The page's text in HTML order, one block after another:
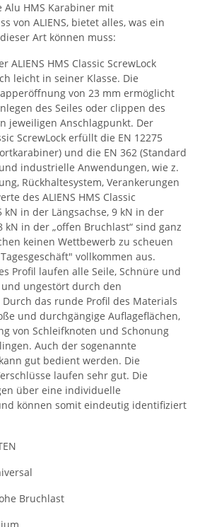
Alu HMS Karabiner mit
von ALIENS, bietet alles, was ein
Art können muss:
ALIENS HMS Classic ScrewLock
leicht in seiner Klasse. Die
von 23 mm ermöglicht
des Seiles oder clippen des
jeweiligen Anschlagpunkt. Der
ScrewLock erfüllt die EN 12275
und die EN 362 (Standard
industrielle Anwendungen, wie z.
Rückhaltesystem, Verankerungen
des ALIENS HMS Classic
kN in der Längsachse, 9 kN in der
kN in der „offen Bruchlast“ sind ganz
keinen Wettbewerb zu scheuen
vollkommen aus.
Profil laufen alle Seile, Schnüre und
ungestört durch den
das runde Profil des Materials
und durchgängige Auflageflächen,
von Schleifknoten und Schonung
Auch der sogenannte
gut bedient werden. Die
laufen sehr gut. Die
über eine individuelle
können somit eindeutig identifiziert
Bruchlast